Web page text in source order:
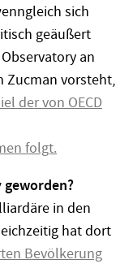
sich
geäußert
an
Zucman vorsteht,
der von OECD
folgt.
in den
hat dort
Bevölkerung